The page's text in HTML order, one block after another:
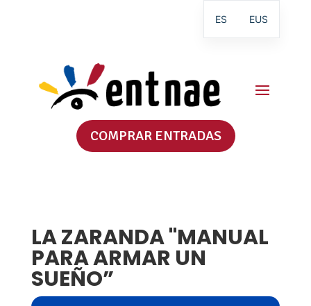
COMPRAR ENTRADAS
LA ZARANDA "MANUAL
PARA ARMAR UN
SUEÑO”
ES EUS